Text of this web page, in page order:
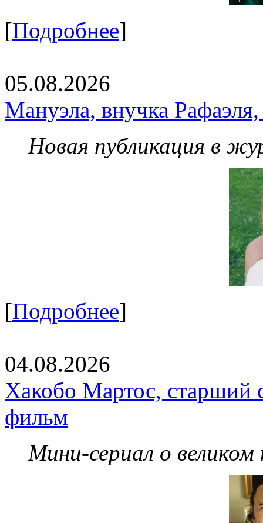
[Подробнее]
05.08.2026
Мануэла, внучка
Новая публикация в
[Подробнее]
04.08.2026
Хакобо Мартос, старший
фильм
Мини-сериал о великом